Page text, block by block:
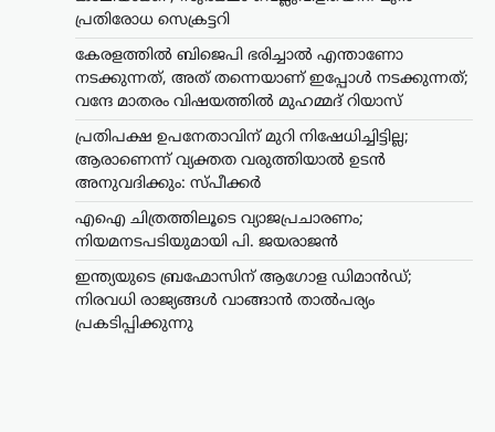
പ്രതിരോധ സെക്രട്ടറി
കേരളത്തിൽ ബിജെപി ഭരിച്ചാൽ എന്താണോ
നടക്കുന്നത്, അത് തന്നെയാണ് ഇപ്പോൾ നടക്കുന്നത്;
വന്ദേ മാതരം വിഷയത്തിൽ മുഹമ്മദ് റിയാസ്
പ്രതിപക്ഷ ഉപനേതാവിന് മുറി നിഷേധിച്ചിട്ടില്ല;
ആരാണെന്ന് വ്യക്തത വരുത്തിയാൽ ഉടൻ
അനുവദിക്കും: സ്പീക്കർ
എഐ ചിത്രത്തിലൂടെ വ്യാജപ്രചാരണം;
നിയമനടപടിയുമായി പി. ജയരാജൻ
ഇന്ത്യയുടെ ബ്രഹ്മോസിന് ആഗോള ഡിമാൻഡ്;
നിരവധി രാജ്യങ്ങൾ വാങ്ങാൻ താൽപര്യം
പ്രകടിപ്പിക്കുന്നു